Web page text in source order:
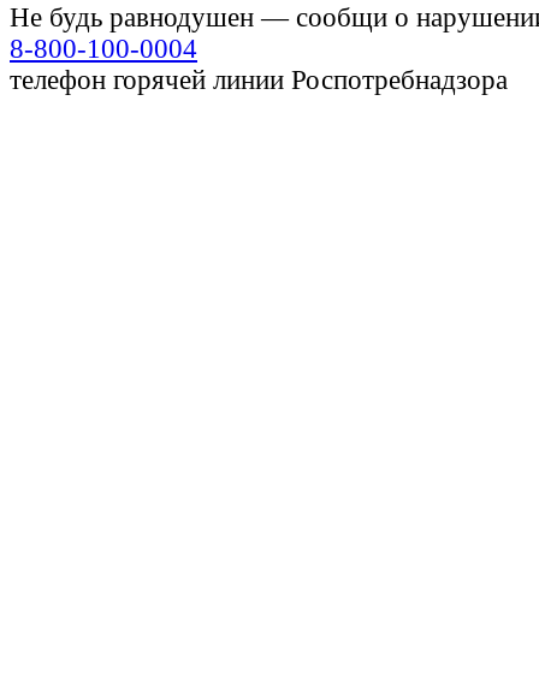
Не будь равнодушен — сообщи о
8-800-100-0004
телефон горячей линии Роспотребнадзора